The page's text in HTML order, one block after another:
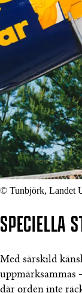
© Tunbjörk, Landet
SPECIELLA
Med särskild
uppmärksammas
där orden inte